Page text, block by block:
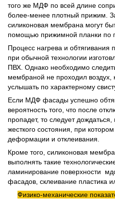
того же МДФ по всей длине
более-менее плотный прижим.
силиконовая мембрана могут
помощью прижимной планки по
Процесс нагрева и обтягивания
при обычной технологии
ПВХ. Однако необходимо
мембраной не проходил
услышать по характерному
Если МДФ фасады успешно
вероятность того, что после
пропадет, то следует
жесткого состояния, при
деформации и отклеивания.
Кроме того, силиконовая
выполнять такие
ламинирование поверхности
фасадов, склеивание пластика
Физико-механические